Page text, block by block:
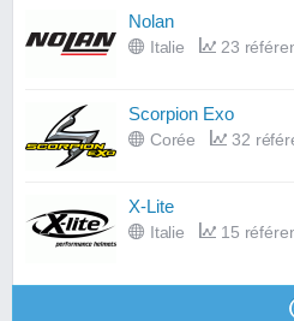
Nolan
Italie 23
Scorpion Exo
Corée 32
X-Lite
Italie 15